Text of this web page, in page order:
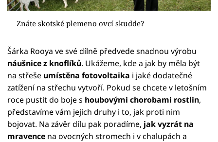
Znáte skotské plemeno ovcí skudde?
Šárka Rooya ve své dílně předvede snadnou výrobu
náušnice z knoflíků. Ukážeme, kde a jak by měla být
na střeše umístěna fotovoltaika i jaké dodatečné
zatížení na střechu vytvoří. Pokud se chcete v letošním
roce pustit do boje s houbovými chorobami rostlin,
představíme vám jejich druhy i to, jak proti nim
bojovat. Na závěr dílu pak poradíme, jak vyzrát na
mravence na ovocných stromech i v chalupách a